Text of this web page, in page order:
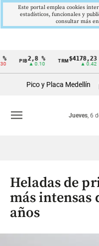
Cintillo
Colombia
PIB 2,8 %
▲ 0.10
TRM $4178,23
▲ 0.42
IPC
Pico y Placa Medellín
Jueves, 6
menu
Heladas de
más intensas
años
Este portal emplea cookies
estadísticos, funcionales y
consultar más